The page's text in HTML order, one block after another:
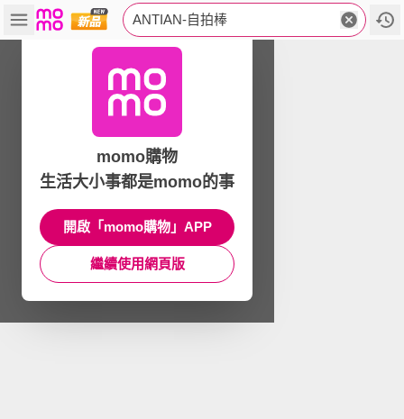
ANTIAN-自拍棒
momo購物
生活大小事都是momo的事
開啟「momo購物」APP
繼續使用網頁版